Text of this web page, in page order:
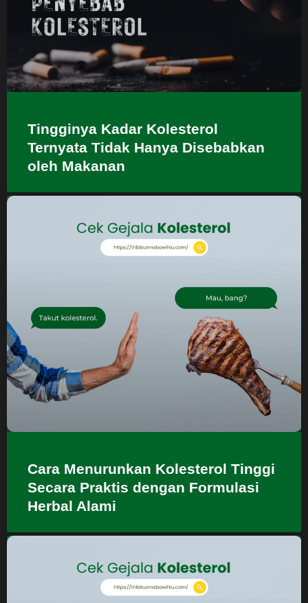
Tingginya Kadar Kolesterol
Ternyata Tidak Hanya Disebabkan
oleh Makanan
Cara Menurunkan Kolesterol Tinggi
Secara Praktis dengan Formulasi
Herbal Alami